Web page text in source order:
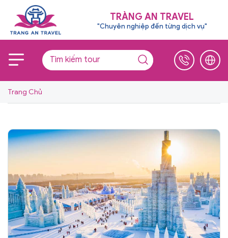
TRÀNG AN TRAVEL
"Chuyên nghiệp đến từng dịch vụ"
Trang Chủ